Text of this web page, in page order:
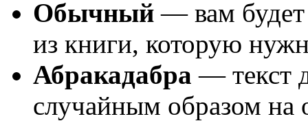
Обычный — вам будет
из книги, которую
Абракадабра — текст
случайным образом на